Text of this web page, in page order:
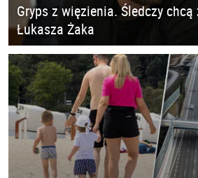
Gryps z więzienia. Śledczy
Łukasza Żaka